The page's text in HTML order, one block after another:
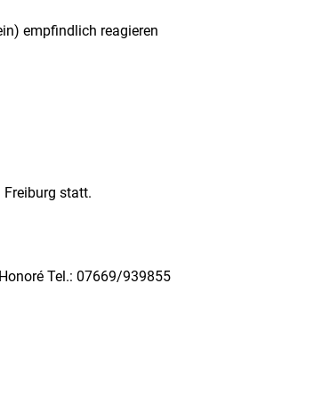
empfindlich reagieren
Freiburg statt.
Tel.: 07669/939855